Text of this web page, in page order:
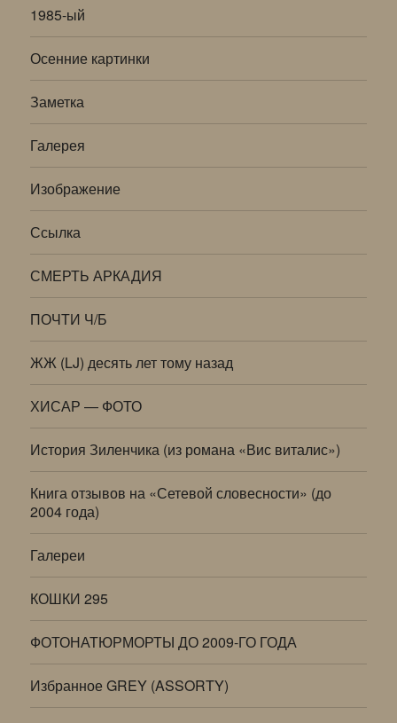
1985-ый
Осенние картинки
Заметка
Галерея
Изображение
Ссылка
СМЕРТЬ АРКАДИЯ
ПОЧТИ Ч/Б
ЖЖ (LJ) десять лет тому назад
ХИСАР — ФОТО
История Зиленчика (из романа «Вис виталис»)
Книга отзывов на «Сетевой словесности» (до
2004 года)
Галереи
КОШКИ 295
ФОТОНАТЮРМОРТЫ ДО 2009-ГО ГОДА
Избранное GREY (ASSORTY)